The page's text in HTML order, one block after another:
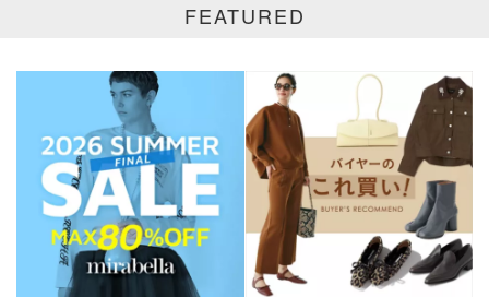
カラー
ブラック グレー
ベージュ ブラウン オレンジ
イエロー レッド ピンク
パープル グリーン ブルー
FEATURED